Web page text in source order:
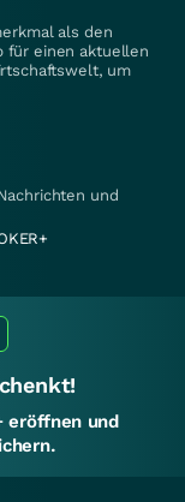
als den
für einen aktuellen
um
und
eröffnen und